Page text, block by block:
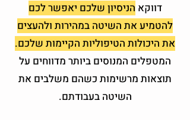
דווקא הניסיון שלכם יאפשר לכם
להטמיע את השיטה במהירות ולהעצים
את היכולות הטיפוליות הקיימות שלכם.
המטפלים המנוסים ביותר מדווחים על
תוצאות מרשימות כשהם משלבים את
השיטה בעבודתם.